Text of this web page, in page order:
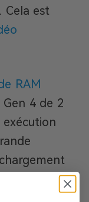
Cela est
RAM
Gen 4 de 2